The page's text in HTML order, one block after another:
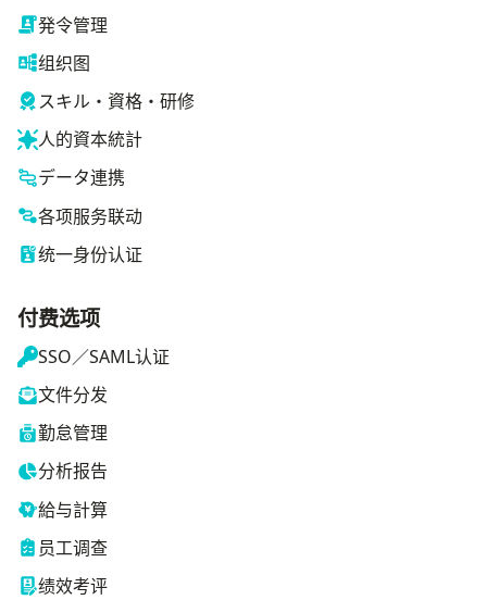
発令管理
组织图
スキル・資格・研修
人的資本統計
データ連携
各项服务联动
统一身份认证
付费选项
SSO／SAML认证
文件分发
勤怠管理
分析报告
給与計算
员工调查
绩效考评